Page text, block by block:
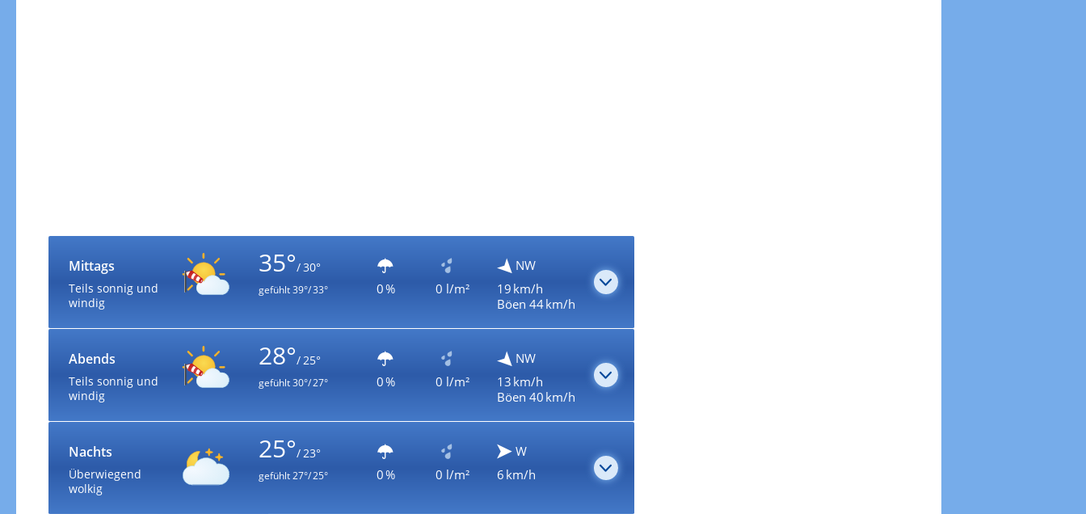
Mittags
Teils sonnig und
windig
35°/ 30°
gefühlt39°/ 33° 0 % 0 l/m²
NW
19 km/h
Böen 44 km/h
Abends
Teils sonnig und
windig
28°/ 25°
gefühlt30°/ 27° 0 % 0 l/m²
NW
13 km/h
Böen 40 km/h
Nachts
Überwiegend
wolkig
25°/ 23°
gefühlt27°/ 25° 0 % 0 l/m²
W
6 km/h